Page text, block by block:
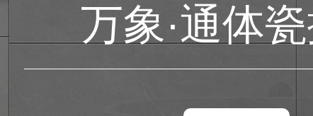
万象·通体